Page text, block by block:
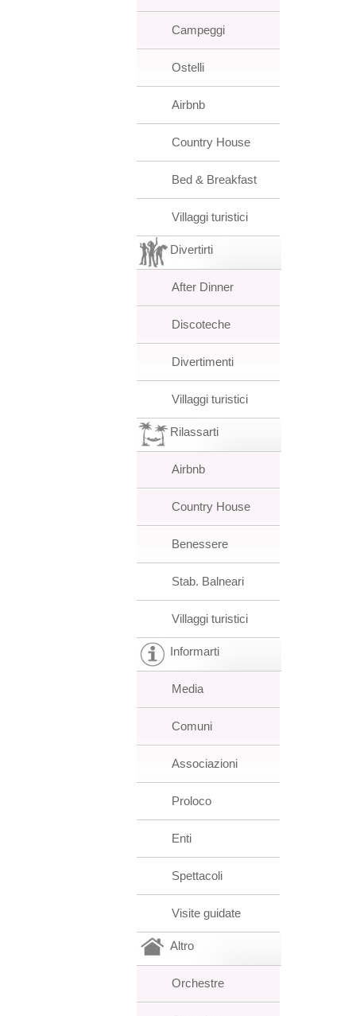
Campeggi
Ostelli
Airbnb
Country House
Bed & Breakfast
Villaggi turistici
Divertirti
After Dinner
Discoteche
Divertimenti
Villaggi turistici
Rilassarti
Airbnb
Country House
Benessere
Stab. Balneari
Villaggi turistici
Informarti
Media
Comuni
Associazioni
Proloco
Enti
Spettacoli
Visite guidate
Altro
Orchestre